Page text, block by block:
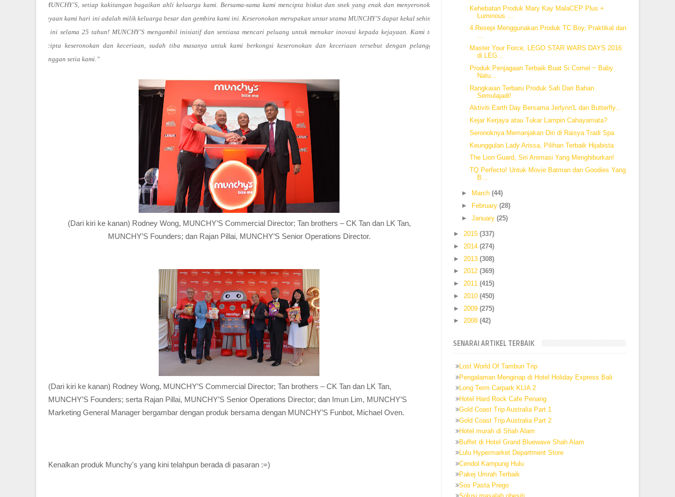
Di MUNCHY’S, setiap kakitangan bagaikan ahli keluarga kami. Bersama-sama kami mencipta biskut dan snek yang enak dan menyeronokkan.
Kejayaan kami hari ini adalah milik keluarga besar dan gembira kami ini. Keseronokan merupakan unsur utama MUNCHY’S dapat kekal sehingga
hari ini selama 25 tahun! MUNCHY’S mengambil inisiatif dan sentiasa mencari peluang untuk menukar inovasi kepada kejayaan. Kami telah
mencipta keseronokan dan keceriaan, sudah tiba masanya untuk kami berkongsi keseronokan dan keceriaan tersebut dengan pelanggan-
pelanggan setia kami.”
(Dari kiri ke kanan) Rodney Wong, MUNCHY’S Commercial Director; Tan brothers – CK Tan dan LK Tan,
MUNCHY’S Founders; dan Rajan Pillai, MUNCHY’S Senior Operations Director.
(Dari kiri ke kanan) Rodney Wong, MUNCHY’S Commercial Director; Tan brothers – CK Tan dan LK Tan,
MUNCHY’S Founders; serta Rajan Pillai, MUNCHY’S Senior Operations Director; dan Imun Lim, MUNCHY’S
Marketing General Manager bergambar dengan produk bersama dengan MUNCHY’S Funbot, Michael Oven.
Kenalkan produk Munchy's yang kini telahpun berada di pasaran :=)
Kehebatan Produk Mary Kay MalaCEP Plus +
Luminous ...
4 Resepi Menggunakan Produk TC Boy, Praktikal dan
...
Master Your Force, LEGO STAR WARS DAYS 2016
di LEG...
Produk Penjagaan Terbaik Buat Si Comel ~ Baby
Natu...
Rangkaian Terbaru Produk Safi Dari Bahan
Semulajadi!
Aktiviti Earth Day Bersama Jerlynn'L dan Butterfly...
Kejar Kerjaya atau Tukar Lampin Cahayamata?
Seronoknya Memanjakan Diri di Raisya Tradi Spa
Keunggulan Lady Arissa, Pilihan Terbaik Hijabista
The Lion Guard, Siri Animasi Yang Menghiburkan!
TQ Perfecto! Untuk Movie Batman dan Goodies Yang
B...
► March (44)
►
February (28)
► January (25)
►2015(337)
► 2014(274)
► 2013(308)
►2012(369)
►2011(415)
► 2010(450)
► 2009(275)
►2008(42)
SENARAI ARTIKEL TERBAIK
Lost World Of Tambun Trip
Pengalaman Menginap di Hotel Holiday Express Bali
Long Term Carpark KLIA 2
Hotel Hard Rock Cafe Penang
Gold Coast Trip Australia Part 1
Gold Coast Trip Australia Part 2
Hotel murah di Shah Alam
Buffet di Hotel Grand Bluewave Shah Alam
Lulu Hypermarket Department Store
Cendol Kampung Hulu
Pakej Umrah Terbaik
Sos Pasta Prego